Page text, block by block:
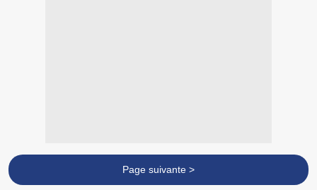
Page suivante >